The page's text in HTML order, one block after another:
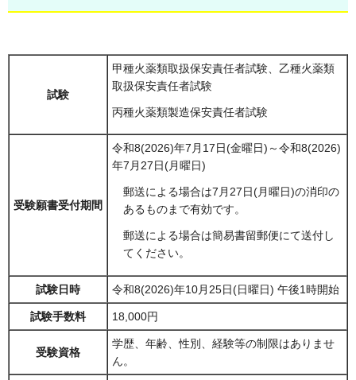
試験
甲種火薬類取扱保安責任者試験、乙種火薬類
取扱保安責任者試験
丙種火薬類製造保安責任者試験
受験願書受付期間
令和8(2026)年7月17日(金曜日)～令和8(2026)
年7月27日(月曜日)
郵送による場合は7月27日(月曜日)の消印の
あるものまで有効です。
郵送による場合は簡易書留郵便にて送付し
てください。
試験日時 令和8(2026)年10月25日(日曜日) 午後1時開始
試験手数料 18,000円
受験資格
学歴、年齢、性別、経験等の制限はありませ
ん。